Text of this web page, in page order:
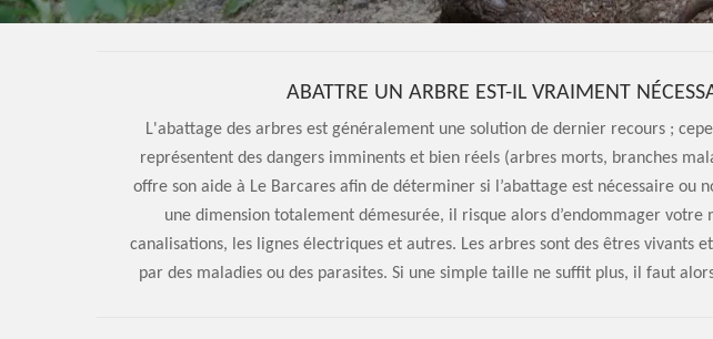
ABATTRE UN ARBRE EST-IL VRAIMENT
L'abattage des arbres est généralement une solution de dernier recours ;
représentent des dangers imminents et bien réels (arbres morts, branches
offre son aide à Le Barcares afin de déterminer si l’abattage est nécessaire ou
une dimension totalement démesurée, il risque alors d’endommager votre
canalisations, les lignes électriques et autres. Les arbres sont des êtres vivants
par des maladies ou des parasites. Si une simple taille ne suffit plus, il faut